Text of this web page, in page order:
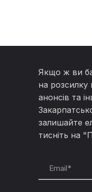
Якщо ж ви
на розсилку
анонсів та
залишайте
тисніть на